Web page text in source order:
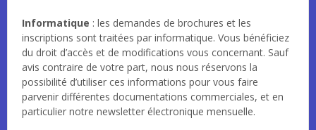
Informatique : les demandes de brochures et les
inscriptions sont traitées par informatique. Vous bénéficiez
du droit d’accès et de modifications vous concernant. Sauf
avis contraire de votre part, nous nous réservons la
possibilité d’utiliser ces informations pour vous faire
parvenir différentes documentations commerciales, et en
particulier notre newsletter électronique mensuelle.